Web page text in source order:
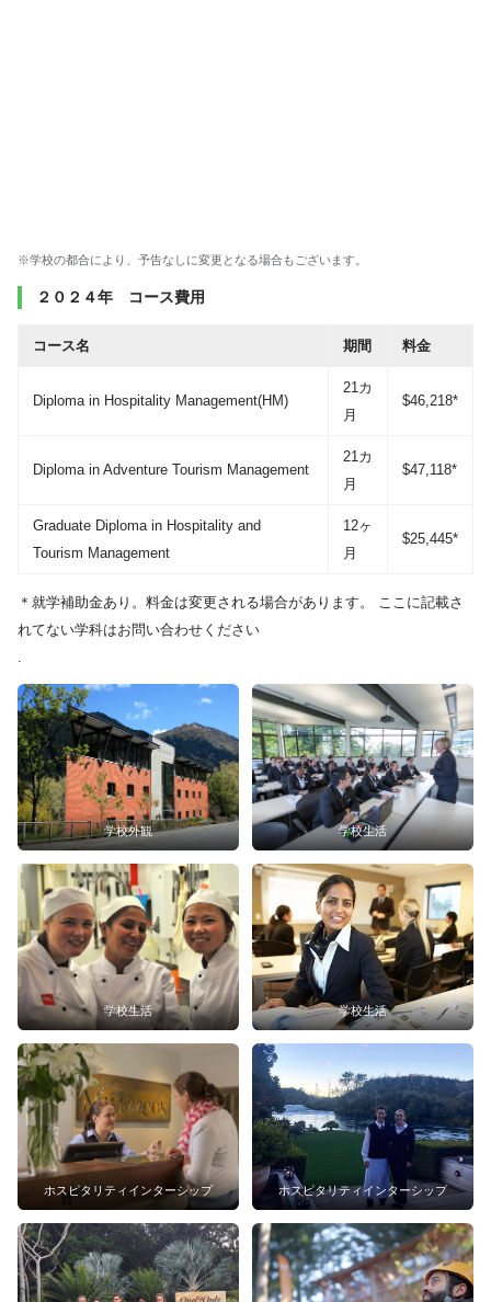
※学校の都合により、予告なしに変更となる場合もございます。
２０２４年 コース費用
コース名 期間 料金
Diploma in Hospitality Management(HM)
21カ
月
$46,218*
Diploma in Adventure Tourism Management
21カ
月
$47,118*
Graduate Diploma in Hospitality and
Tourism Management
12ヶ
月
$25,445*
＊就学補助金あり。料金は変更される場合があります。 ここに記載さ
れてない学科はお問い合わせください
学校外観 学校生活
学校生活 学校生活
ホスピタリティインターシップ ホスピタリティインターシップ